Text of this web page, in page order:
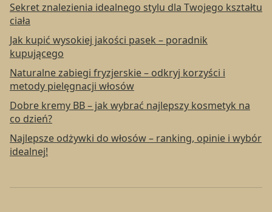
Sekret znalezienia idealnego stylu dla Twojego kształtu
ciała
Jak kupić wysokiej jakości pasek – poradnik
kupującego
Naturalne zabiegi fryzjerskie – odkryj korzyści i
metody pielęgnacji włosów
Dobre kremy BB – jak wybrać najlepszy kosmetyk na
co dzień?
Najlepsze odżywki do włosów – ranking, opinie i wybór
idealnej!